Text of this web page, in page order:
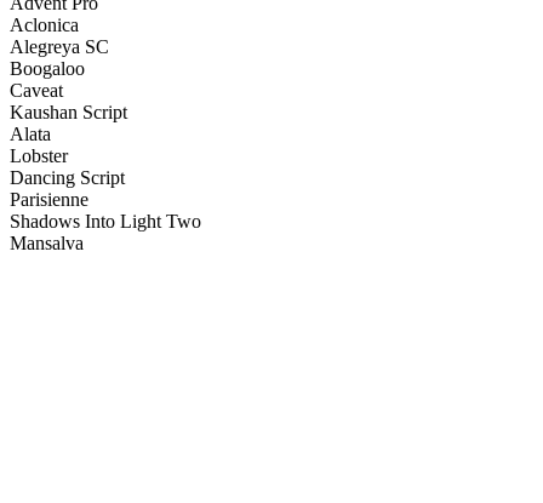
Aclonica
Alegreya SC
Boogaloo
Caveat
Kaushan Script
Alata
Lobster
Dancing Script
Parisienne
Shadows Into Light Two
Mansalva